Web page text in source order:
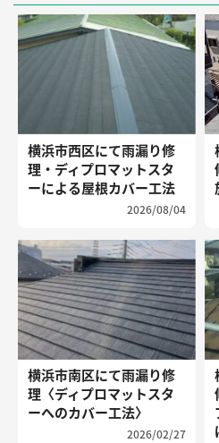
横浜市西区にて雨漏り修
理・ディプロマットスタ
ーによる屋根カバー工法
2026/08/04
横浜市南区にて雨漏り修
理〈ディプロマットスタ
ーへのカバー工法〉
2026/02/27